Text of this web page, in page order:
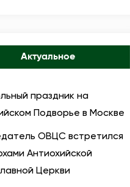
Актуальное
праздник на
Подворье в Москве
ОВЦС встретился
Антиохийской
Церкви